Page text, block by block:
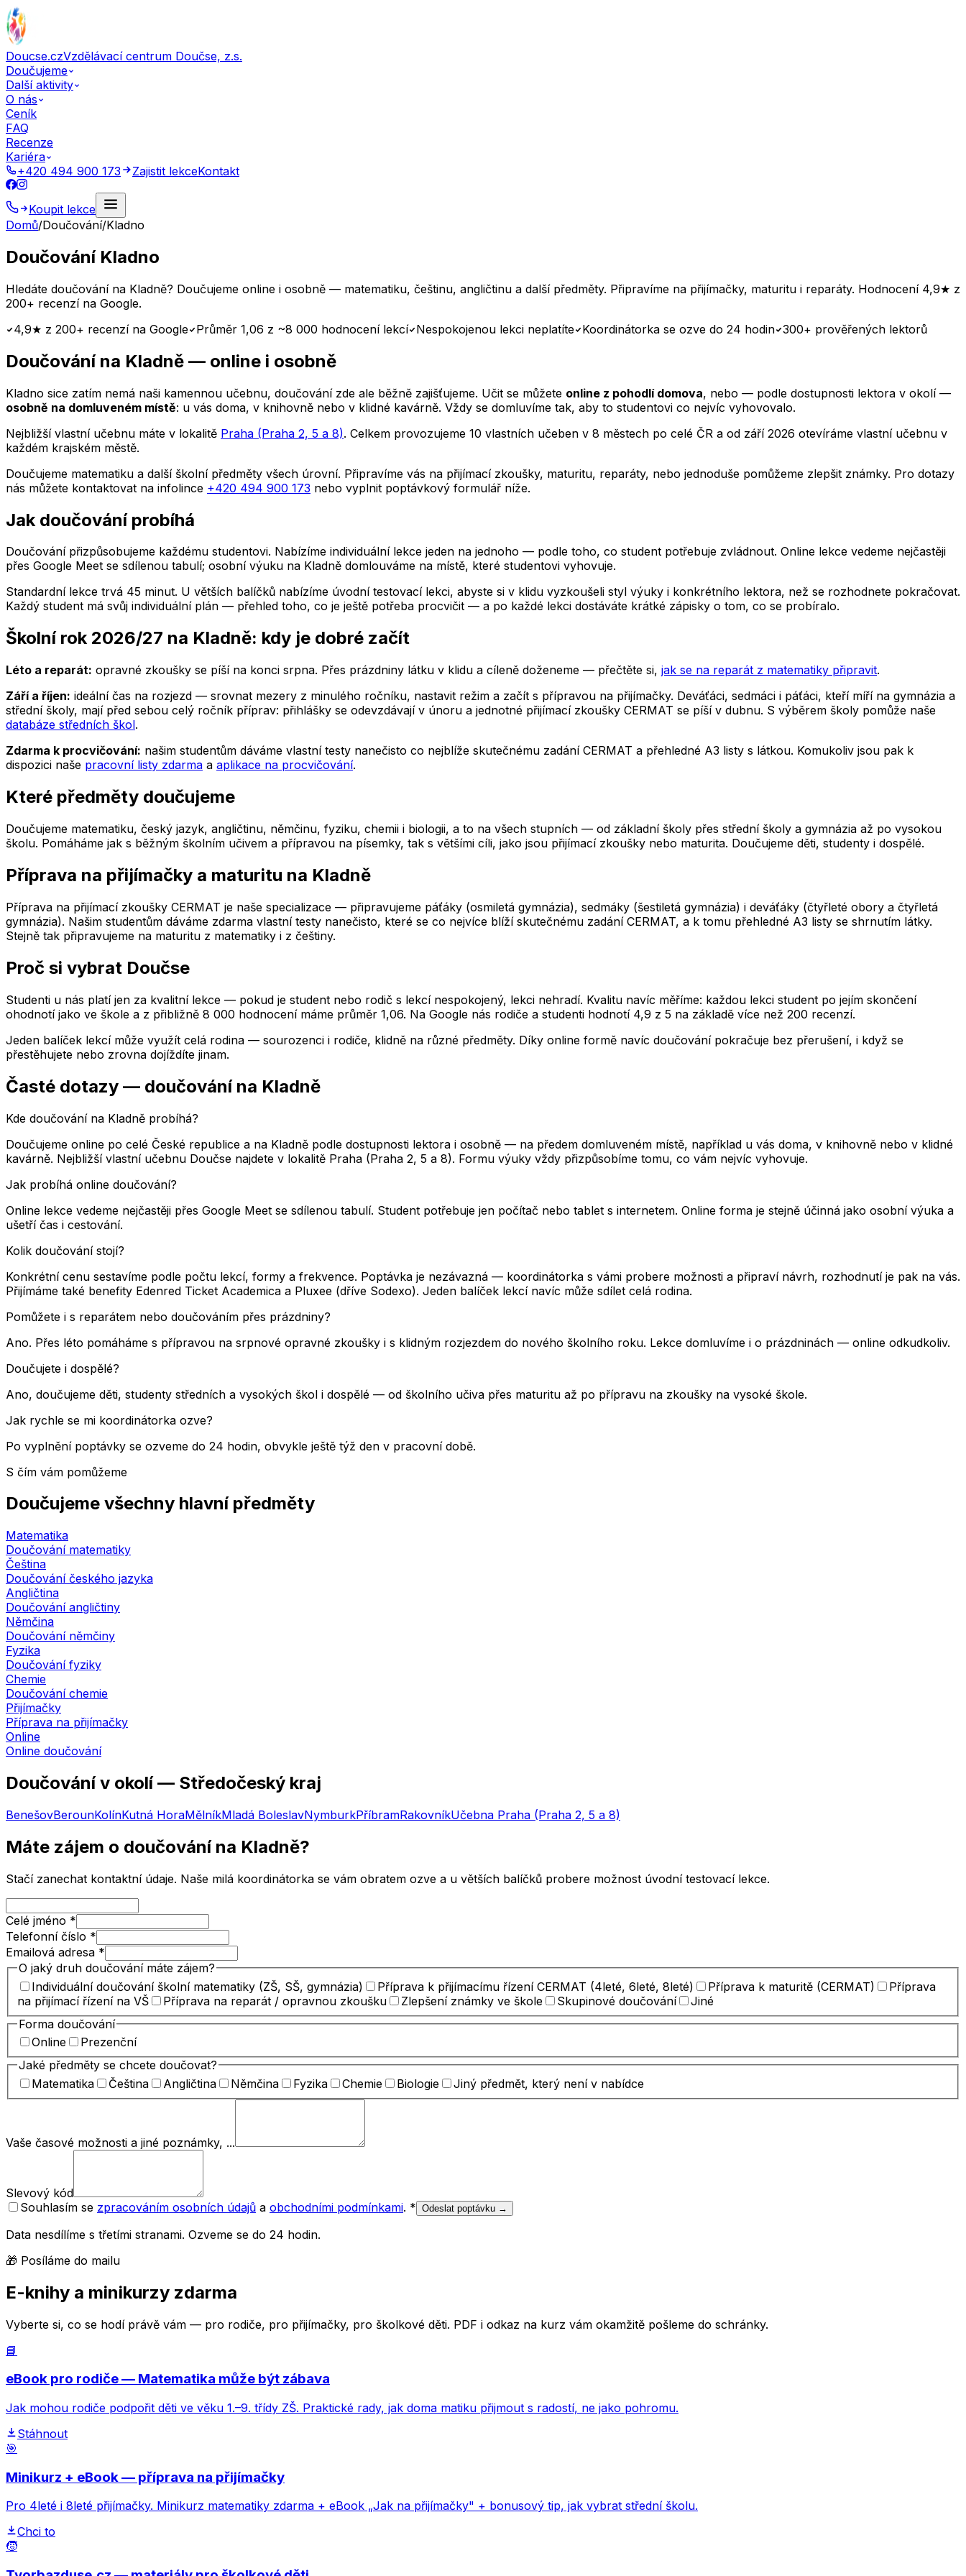
Doucse.czVzdělávací centrum Doučse, z.s.
Doučujeme
Další aktivity
O nás
Ceník
FAQ
Recenze
Kariéra
+420 494 900 173
Zajistit lekceKontakt
Koupit lekce
Domů/Doučování/Kladno
Doučování Kladno
Hledáte doučování na Kladně? Doučujeme online i osobně — matematiku, češtinu, angličtinu a další předměty. Připravíme na přijímačky, maturitu i reparáty. Hodnocení 4,9★ z
200+ recenzí na Google.
4,9★ z 200+ recenzí na Google Průměr 1,06 z ~8 000 hodnocení lekcí Nespokojenou lekci neplatíte Koordinátorka se ozve do 24 hodin 300+ prověřených lektorů
Doučování na Kladně — online i osobně
Kladno sice zatím nemá naši kamennou učebnu, doučování zde ale běžně zajišťujeme. Učit se můžete online z pohodlí domova, nebo — podle dostupnosti lektora v okolí —
osobně na domluveném místě: u vás doma, v knihovně nebo v klidné kavárně. Vždy se domluvíme tak, aby to studentovi co nejvíc vyhovovalo.
Nejbližší vlastní učebnu máte v lokalitě Praha (Praha 2, 5 a 8). Celkem provozujeme 10 vlastních učeben v 8 městech po celé ČR a od září 2026 otevíráme vlastní učebnu v
každém krajském městě.
Doučujeme matematiku a další školní předměty všech úrovní. Připravíme vás na přijímací zkoušky, maturitu, reparáty, nebo jednoduše pomůžeme zlepšit známky. Pro dotazy
nás můžete kontaktovat na infolince +420 494 900 173 nebo vyplnit poptávkový formulář níže.
Jak doučování probíhá
Doučování přizpůsobujeme každému studentovi. Nabízíme individuální lekce jeden na jednoho — podle toho, co student potřebuje zvládnout. Online lekce vedeme nejčastěji
přes Google Meet se sdílenou tabulí; osobní výuku na Kladně domlouváme na místě, které studentovi vyhovuje.
Standardní lekce trvá 45 minut. U větších balíčků nabízíme úvodní testovací lekci, abyste si v klidu vyzkoušeli styl výuky i konkrétního lektora, než se rozhodnete pokračovat.
Každý student má svůj individuální plán — přehled toho, co je ještě potřeba procvičit — a po každé lekci dostáváte krátké zápisky o tom, co se probíralo.
Školní rok 2026/27 na Kladně: kdy je dobré začít
Léto a reparát: opravné zkoušky se píší na konci srpna. Přes prázdniny látku v klidu a cíleně doženeme — přečtěte si, jak se na reparát z matematiky připravit.
Září a říjen: ideální čas na rozjezd — srovnat mezery z minulého ročníku, nastavit režim a začít s přípravou na přijímačky. Deváťáci, sedmáci i páťáci, kteří míří na gymnázia a
střední školy, mají před sebou celý ročník příprav: přihlášky se odevzdávají v únoru a jednotné přijímací zkoušky CERMAT se píší v dubnu. S výběrem školy pomůže naše
databáze středních škol.
Zdarma k procvičování: našim studentům dáváme vlastní testy nanečisto co nejblíže skutečnému zadání CERMAT a přehledné A3 listy s látkou. Komukoliv jsou pak k
dispozici naše pracovní listy zdarma a aplikace na procvičování.
Které předměty doučujeme
Doučujeme matematiku, český jazyk, angličtinu, němčinu, fyziku, chemii i biologii, a to na všech stupních — od základní školy přes střední školy a gymnázia až po vysokou
školu. Pomáháme jak s běžným školním učivem a přípravou na písemky, tak s většími cíli, jako jsou přijímací zkoušky nebo maturita. Doučujeme děti, studenty i dospělé.
Příprava na přijímačky a maturitu na Kladně
Příprava na přijímací zkoušky CERMAT je naše specializace — připravujeme páťáky (osmiletá gymnázia), sedmáky (šestiletá gymnázia) i deváťáky (čtyřleté obory a čtyřletá
gymnázia). Našim studentům dáváme zdarma vlastní testy nanečisto, které se co nejvíce blíží skutečnému zadání CERMAT, a k tomu přehledné A3 listy se shrnutím látky.
Stejně tak připravujeme na maturitu z matematiky i z češtiny.
Proč si vybrat Doučse
Studenti u nás platí jen za kvalitní lekce — pokud je student nebo rodič s lekcí nespokojený, lekci nehradí. Kvalitu navíc měříme: každou lekci student po jejím skončení
ohodnotí jako ve škole a z přibližně 8 000 hodnocení máme průměr 1,06. Na Google nás rodiče a studenti hodnotí 4,9 z 5 na základě více než 200 recenzí.
Jeden balíček lekcí může využít celá rodina — sourozenci i rodiče, klidně na různé předměty. Díky online formě navíc doučování pokračuje bez přerušení, i když se
přestěhujete nebo zrovna dojíždíte jinam.
Časté dotazy — doučování na Kladně
Kde doučování na Kladně probíhá?
Doučujeme online po celé České republice a na Kladně podle dostupnosti lektora i osobně — na předem domluveném místě, například u vás doma, v knihovně nebo v klidné
kavárně. Nejbližší vlastní učebnu Doučse najdete v lokalitě Praha (Praha 2, 5 a 8). Formu výuky vždy přizpůsobíme tomu, co vám nejvíc vyhovuje.
Jak probíhá online doučování?
Online lekce vedeme nejčastěji přes Google Meet se sdílenou tabulí. Student potřebuje jen počítač nebo tablet s internetem. Online forma je stejně účinná jako osobní výuka a
ušetří čas i cestování.
Kolik doučování stojí?
Konkrétní cenu sestavíme podle počtu lekcí, formy a frekvence. Poptávka je nezávazná — koordinátorka s vámi probere možnosti a připraví návrh, rozhodnutí je pak na vás.
Přijímáme také benefity Edenred Ticket Academica a Pluxee (dříve Sodexo). Jeden balíček lekcí navíc může sdílet celá rodina.
Pomůžete i s reparátem nebo doučováním přes prázdniny?
Ano. Přes léto pomáháme s přípravou na srpnové opravné zkoušky i s klidným rozjezdem do nového školního roku. Lekce domluvíme i o prázdninách — online odkudkoliv.
Doučujete i dospělé?
Ano, doučujeme děti, studenty středních a vysokých škol i dospělé — od školního učiva přes maturitu až po přípravu na zkoušky na vysoké škole.
Jak rychle se mi koordinátorka ozve?
Po vyplnění poptávky se ozveme do 24 hodin, obvykle ještě týž den v pracovní době.
S čím vám pomůžeme
Doučujeme všechny hlavní předměty
Matematika
Doučování matematiky
Čeština
Doučování českého jazyka
Angličtina
Doučování angličtiny
Němčina
Doučování němčiny
Fyzika
Doučování fyziky
Chemie
Doučování chemie
Přijímačky
Příprava na přijímačky
Online
Online doučování
Doučování v okolí — Středočeský kraj
BenešovBerounKolínKutná HoraMělníkMladá BoleslavNymburkPříbramRakovníkUčebna Praha (Praha 2, 5 a 8)
Máte zájem o doučování na Kladně?
Stačí zanechat kontaktní údaje. Naše milá koordinátorka se vám obratem ozve a u větších balíčků probere možnost úvodní testovací lekce.
Celé jméno *
Telefonní číslo *
Emailová adresa *
O jaký druh doučování máte zájem?
Individuální doučování školní matematiky (ZŠ, SŠ, gymnázia)
Příprava k přijímacímu řízení CERMAT (4leté, 6leté, 8leté) Příprava k maturitě (CERMAT)
Příprava
na přijímací řízení na VŠ
Příprava na reparát / opravnou zkoušku Zlepšení známky ve škole Skupinové doučování
Jiné
Forma doučování
Online
Prezenční
Jaké předměty se chcete doučovat?
Matematika
Čeština Angličtina Němčina Fyzika Chemie Biologie Jiný předmět, který není v nabídce
Vaše časové možnosti a jiné poznámky, ...
Slevový kód
Souhlasím se zpracováním osobních údajů a obchodními podmínkami. * Odeslat poptávku →
Data nesdílíme s třetími stranami. Ozveme se do 24 hodin.
🎁 Posíláme do mailu
E-knihy a minikurzy zdarma
Vyberte si, co se hodí právě vám — pro rodiče, pro přijímačky, pro školkové děti. PDF i odkaz na kurz vám okamžitě pošleme do schránky.
📘
eBook pro rodiče — Matematika může být zábava
Jak mohou rodiče podpořit děti ve věku 1.–9. třídy ZŠ. Praktické rady, jak doma matiku přijmout s radostí, ne jako pohromu.
Stáhnout
🎯
Minikurz + eBook — příprava na přijímačky
Pro 4leté i 8leté přijímačky. Minikurz matematiky zdarma + eBook „Jak na přijímačky" + bonusový tip, jak vybrat střední školu.
Chci to
🧒